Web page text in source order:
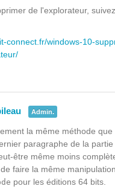
de l'explorateur,
connect.fr/windows-10-
Admin.
la même méthode que
paragraphe de la
être même moins
faire la même
pour les éditions 64 bits.